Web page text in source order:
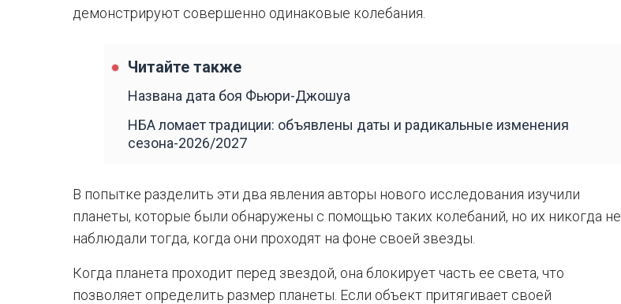
демонстрируют совершенно одинаковые колебания.
Читайте также
Названа дата боя Фьюри-Джошуа
НБА ломает традиции: объявлены даты и радикальные изменения
сезона-2026/2027
В попытке разделить эти два явления авторы нового исследования изучили
планеты, которые были обнаружены с помощью таких колебаний, но их никогда не
наблюдали тогда, когда они проходят на фоне своей звезды.
Когда планета проходит перед звездой, она блокирует часть ее света, что
позволяет определить размер планеты. Если объект притягивает своей